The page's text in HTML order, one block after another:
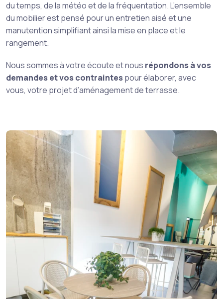
du temps, de la météo et de la fréquentation. L’ensemble
du mobilier est pensé pour un entretien aisé et une
manutention simplifiant ainsi la mise en place et le
rangement.
Nous sommes à votre écoute et nous répondons à vos
demandes et vos contraintespour élaborer, avec
vous, votre projet d’aménagement de terrasse.